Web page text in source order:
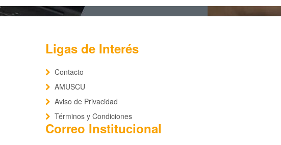
Ligas de Interés
Contacto
AMUSCU
Aviso de Privacidad
Términos y Condiciones
Correo Institucional